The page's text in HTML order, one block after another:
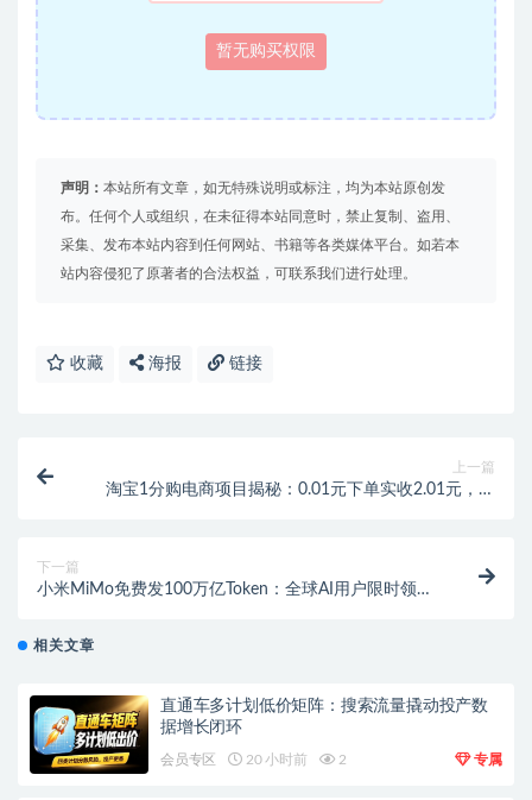
暂无购买权限
声明： 本站所有文章，如无特殊说明或标注，均为本站原创发
布。任何个人或组织，在未征得本站同意时，禁止复制、盗用、
采集、发布本站内容到任何网站、书籍等各类媒体平台。如若本
站内容侵犯了原著者的合法权益，可联系我们进行处理。
收藏 海报 链接
上一篇
淘宝1分购电商项目揭秘：0.01元下单实收2.01元，日
下一篇
小米MiMo免费发100万亿Token：全球AI用户限时领
相关文章
直通车多计划低价矩阵：搜索流量撬动投产数
据增长闭环
会员专区 20 小时前 2 专属